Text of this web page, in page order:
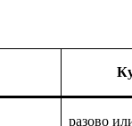
разово